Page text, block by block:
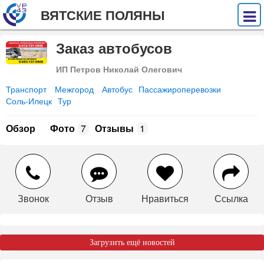
ВЯТСКИЕ ПОЛЯНЫ
Заказ автобусов
ИП Петров Николай Олегович
Транспорт Межгород Автобус Пассажироперевозки
Соль-Илецк Тур
Обзор Фото 7 Отзывы 1
Звонок Отзыв Нравиться Ссылка
Загрузить ещё новостей